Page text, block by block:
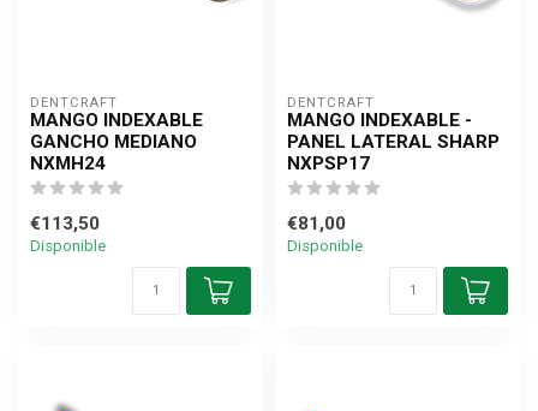
DENTCRAFT
MANGO INDEXABLE
GANCHO MEDIANO
NXMH24
€113,50
Disponible
DENTCRAFT
MANGO INDEXABLE -
PANEL LATERAL SHARP
NXPSP17
€81,00
Disponible